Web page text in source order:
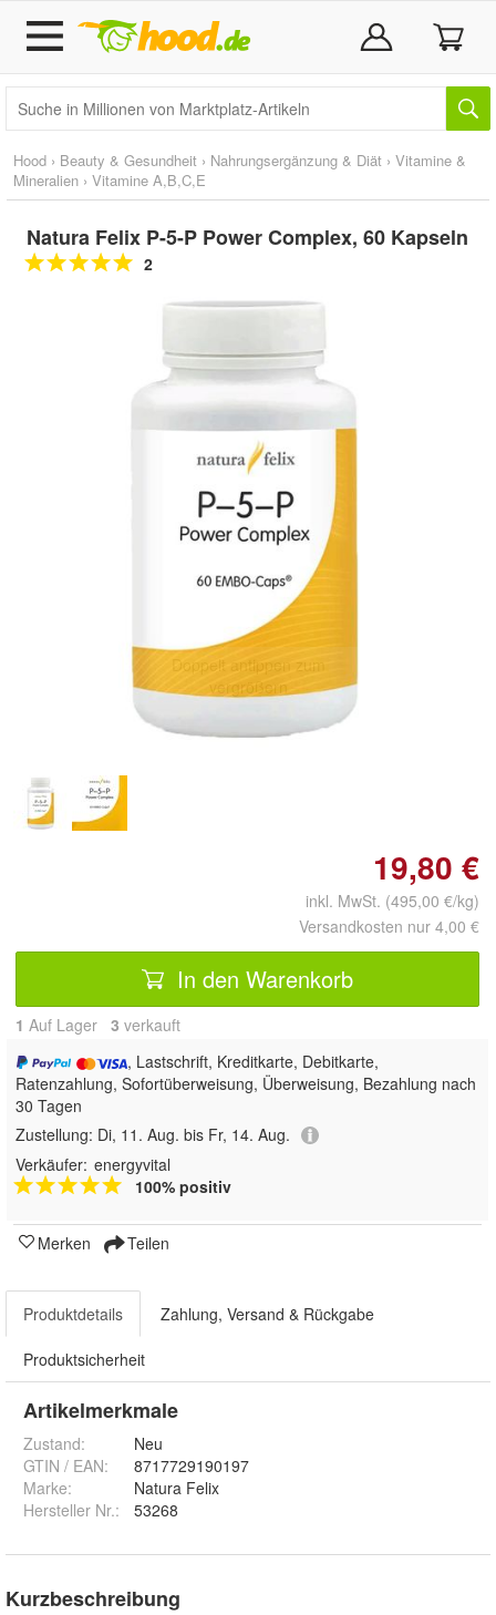
Hood › Beauty & Gesundheit › Nahrungsergänzung & Diät › Vitamine &
Mineralien › Vitamine A,B,C,E
Natura Felix P-5-P Power Complex, 60 Kapseln
2
Doppelt antippen zum
vergrößern
19,80 €
inkl. MwSt. (495,00 €/kg)
Versandkosten nur 4,00 €
In den Warenkorb
1 Auf Lager 3 verkauft
, Lastschrift, Kreditkarte, Debitkarte,
Ratenzahlung, Sofortüberweisung, Überweisung, Bezahlung nach
30 Tagen
Zustellung: Di, 11. Aug. bis Fr, 14. Aug.
Verkäufer: energyvital
100% positiv
Merken Teilen
Produktdetails Zahlung, Versand & Rückgabe
Produktsicherheit
Artikelmerkmale
Zustand:
Neu
GTIN / EAN:
8717729190197
Marke:
Natura Felix
Hersteller Nr.:
53268
Kurzbeschreibung